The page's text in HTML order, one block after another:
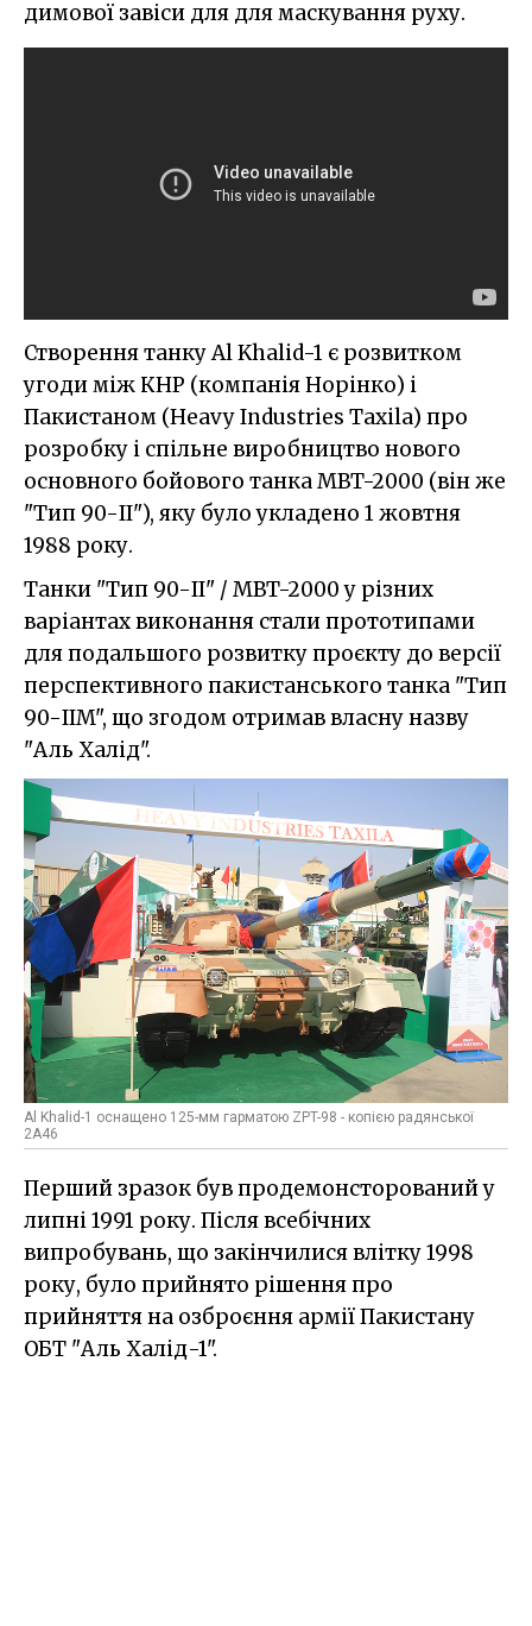
димової завіси для для маскування руху.
Створення танку Al Khalid-1 є розвитком
угоди між КНР (компанія Норінко) і
Пакистаном (Heavy Industries Taxila) про
розробку і спільне виробництво нового
основного бойового танка MBT-2000 (він же
"Тип 90-II"), яку було укладено 1 жовтня
1988 року.
Танки "Тип 90-II" / MBT-2000 у різних
варіантах виконання стали прототипами
для подальшого розвитку проєкту до версії
перспективного пакистанського танка "Тип
90-IIM", що згодом отримав власну назву
"Аль Халід".
Al Khalid-1 оснащено 125-мм гарматою ZPT-98 - копією радянської
2А46
Перший зразок був продемонсторований у
липні 1991 року. Після всебічних
випробувань, що закінчилися влітку 1998
року, було прийнято рішення про
прийняття на озброєння армії Пакистану
ОБТ "Аль Халід-1".